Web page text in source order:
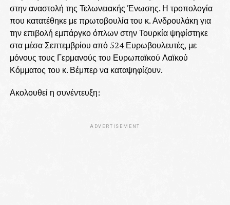
στην αναστολή της Τελωνειακής Ένωσης. Η τροπολογία
που κατατέθηκε με πρωτοβουλία του κ. Ανδρουλάκη για
την επιβολή εμπάργκο όπλων στην Τουρκία ψηφίστηκε
στα μέσα Σεπτεμβρίου από 524 Ευρωβουλευτές, με
μόνους τους Γερμανούς του Ευρωπαϊκού Λαϊκού
Κόμματος του κ. Βέμπερ να καταψηφίζουν.
Ακολουθεί η συνέντευξη:
ADVERTISEMENT